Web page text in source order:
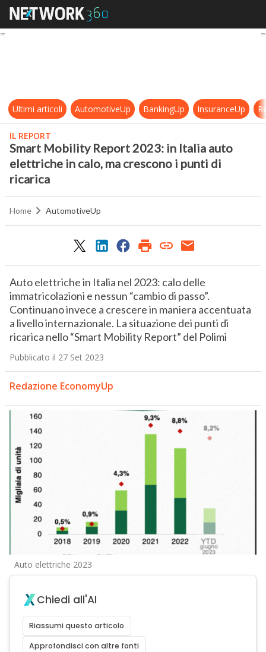
Smart Mobility Report 2023: in
Ultimi articoli AutomotiveUp BankingUp InsuranceUp
IL REPORT
Smart Mobility Report 2023: in Italia auto
elettriche in calo, ma crescono i punti di
ricarica
Home AutomotiveUp
Auto elettriche in Italia nel 2023: calo delle
immatricolazioni e nessun “cambio di passo”.
Continuano invece a crescere in maniera accentuata
a livello internazionale. La situazione dei punti di
ricarica nello “Smart Mobility Report” del Polimi
Pubblicato il 27 Set 2023
Redazione EconomyUp
Auto elettriche 2023
Chiedi all'AI
Riassumi questo articolo
Approfondisci con altre fonti